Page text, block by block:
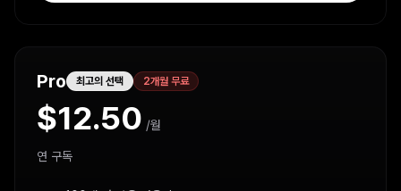
Pro 최고의 선택 2개월 무료
$12.50 /월
연 구독